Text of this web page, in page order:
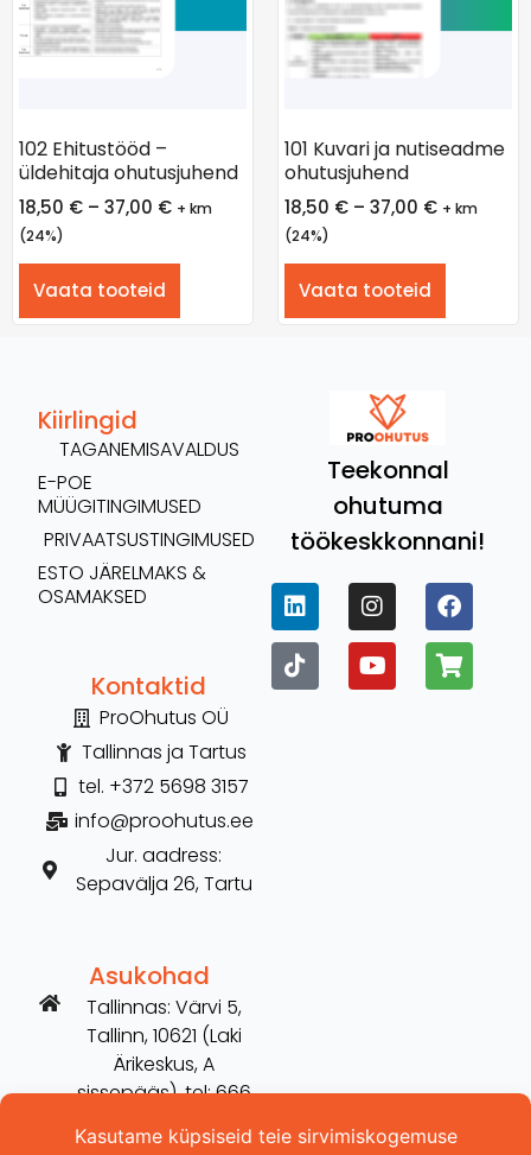
102 Ehitustööd –
üldehitaja ohutusjuhend
18,50 € – 37,00 € + km
(24%)
Vaata tooteid
101 Kuvari ja nutiseadme
ohutusjuhend
18,50 € – 37,00 € + km
(24%)
Vaata tooteid
Teekonnal
ohutuma
töökeskkonnani!
Kontaktid
ProOhutus OÜ
Tallinnas ja Tartus
tel. +372 5698 3157
info@proohutus.ee
Jur. aadress:
Sepavälja 26, Tartu
Kiirlingid
TAGANEMISAVALDUS
E-POE
MÜÜGITINGIMUSED
PRIVAATSUSTINGIMUSED
ESTO JÄRELMAKS &
OSAMAKSED
Asukohad
Tallinnas: Värvi 5,
Tallinn, 10621 (Laki
Ärikeskus, A
sissepääs), tel: 666